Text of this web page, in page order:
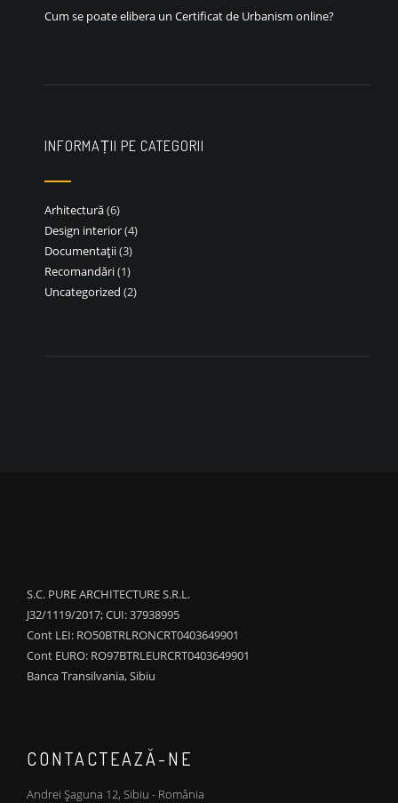
Cum se poate elibera un Certificat de Urbanism online?
INFORMAȚII PE CATEGORII
Arhitectură(6)
Design interior(4)
Documentații(3)
Recomandări(1)
Uncategorized (2)
S.C. PURE ARCHITECTURE S.R.L.
J32/1119/2017; CUI: 37938995
Cont LEI: RO50BTRLRONCRT0403649901
Cont EURO: RO97BTRLEURCRT0403649901
Banca Transilvania, Sibiu
CONTACTEAZĂ-NE
Andrei Șaguna 12, Sibiu - România